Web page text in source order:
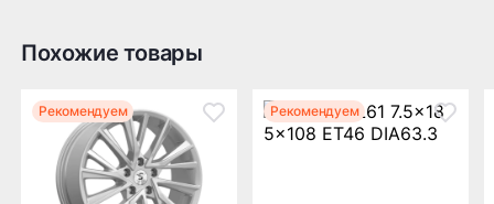
Доставка по России транспортными компаниями:
Мы отправляем заказы по всей России всеми
транспортными компаниями (ПЭК, Деловые
Линии, ЖелДорЭкспедиция, Кит,
Автотрейдинг, Ратэк, Энергия и др.)
Похожие товары
Рекомендуем Рекомендуем